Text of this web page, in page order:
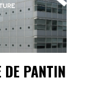
DE PANTIN